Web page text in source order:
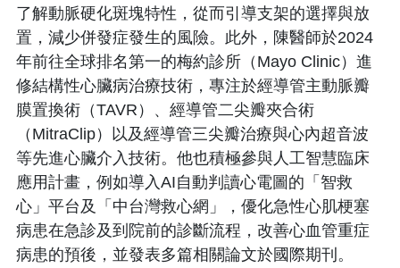
了解動脈硬化斑塊特性，從而引導支架的選擇與放
置，減少併發症發生的風險。此外，陳醫師於2024
年前往全球排名第一的梅約診所（Mayo Clinic）進
修結構性心臟病治療技術，專注於經導管主動脈瓣
膜置換術（TAVR）、經導管二尖瓣夾合術
（MitraClip）以及經導管三尖瓣治療與心內超音波
等先進心臟介入技術。他也積極參與人工智慧臨床
應用計畫，例如導入AI自動判讀心電圖的「智救
心」平台及「中台灣救心網」，優化急性心肌梗塞
病患在急診及到院前的診斷流程，改善心血管重症
病患的預後，並發表多篇相關論文於國際期刊。